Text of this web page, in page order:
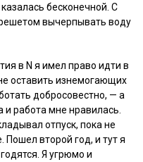
бесконечной. С
вычерпывать воду
в N я имел право идти в
оставить изнемогающих
добросовестно, — а
и работа мне нравилась.
отпуск, пока не
второй год, и тут я
Я угрюмо и